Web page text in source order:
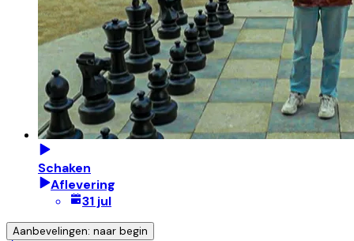
Schaken
Aflevering
31 jul
Aanbevelingen: naar begin